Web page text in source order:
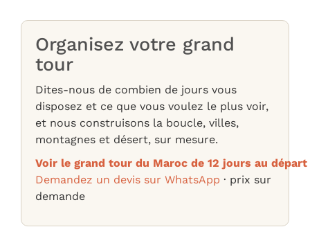
Organisez votre grand
tour
Dites-nous de combien de jours vous
disposez et ce que vous voulez le plus voir,
et nous construisons la boucle, villes,
montagnes et désert, sur mesure.
Voir le grand tour du Maroc de 12 jours au
Demandez un devis sur WhatsApp · prix sur
demande